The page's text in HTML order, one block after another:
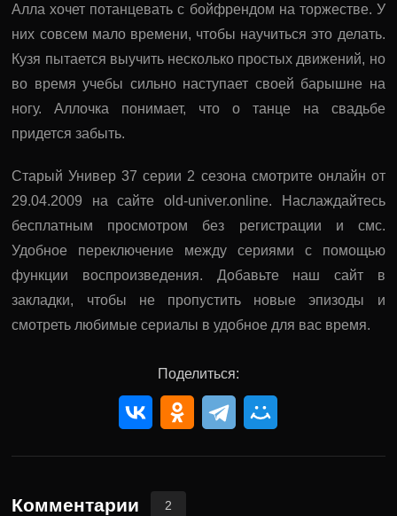
Алла хочет потанцевать с бойфрендом на торжестве. У
них совсем мало времени, чтобы научиться это делать.
Кузя пытается выучить несколько простых движений, но
во время учебы сильно наступает своей барышне на
ногу. Аллочка понимает, что о танце на свадьбе
придется забыть.
Старый Универ 37 серии 2 сезона смотрите онлайн от
29.04.2009 на сайте old-univer.online. Наслаждайтесь
бесплатным просмотром без регистрации и смс.
Удобное переключение между сериями с помощью
функции воспроизведения. Добавьте наш сайт в
закладки, чтобы не пропустить новые эпизоды и
смотреть любимые сериалы в удобное для вас время.
Поделиться:
Комментарии 2